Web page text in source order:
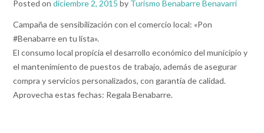
Posted on diciembre 2, 2015 by Turismo Benabarre Benavarri
Campaña de sensibilización con el comercio local: «Pon
‪#‎Benabarre‬ en tu lista».
El consumo local propicia el desarrollo económico del municipio y
el mantenimiento de puestos de trabajo, además de asegurar
compra y servicios personalizados, con garantía de calidad.
Aprovecha estas fechas: Regala Benabarre.